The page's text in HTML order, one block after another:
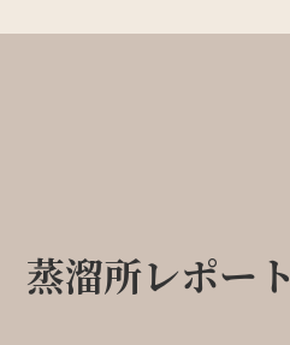
蒸溜所レポート